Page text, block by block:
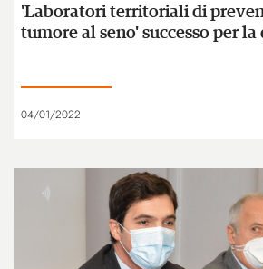
'Laboratori territoriali di
tumore al seno' successo per
04/01/2022